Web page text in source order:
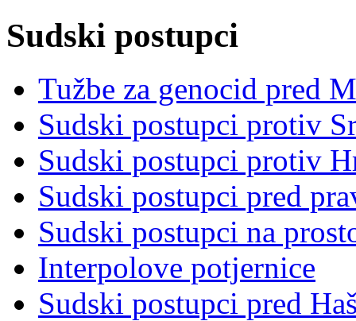
Sudski postupci
Tužbe za genocid pred
Sudski postupci protiv
Sudski postupci protiv
Sudski postupci pred
Sudski postupci na
Interpolove potjernice
Sudski postupci pred